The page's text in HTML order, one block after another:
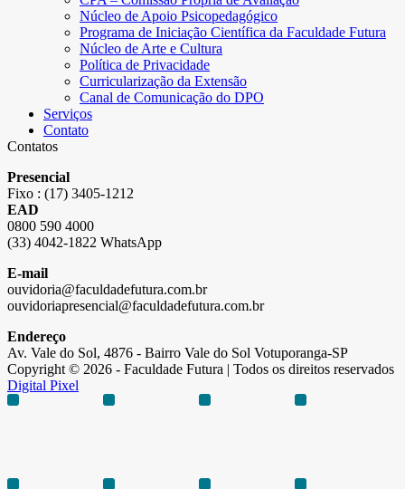
Núcleo de Apoio Psicopedagógico
Programa de Iniciação Científica da Faculdade Futura
Núcleo de Arte e Cultura
Política de Privacidade
Curricularização da Extensão
Canal de Comunicação do DPO
Serviços
Contato
Contatos
Presencial
Fixo : (17) 3405-1212
EAD
0800 590 4000
(33) 4042-1822 WhatsApp
E-mail
ouvidoria@faculdadefutura.com.br
ouvidoriapresencial@faculdadefutura.com.br
Endereço
Av. Vale do Sol, 4876 - Bairro Vale do Sol Votuporanga-SP
Copyright © 2026 - Faculdade Futura | Todos os direitos reservados
Digital Pixel